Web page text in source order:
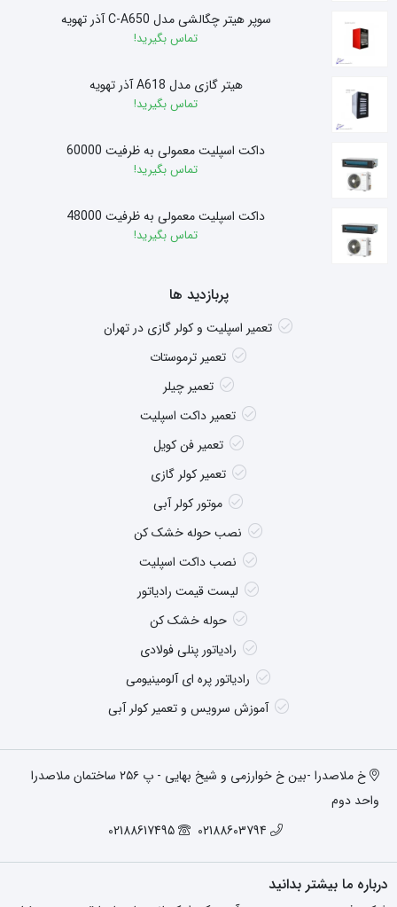
سوپر هیتر چگالشی مدل C-A650 آذر تهویه
تماس بگیرید!
هیتر گازی مدل A618 آذر تهویه
تماس بگیرید!
داکت اسپلیت معمولی به ظرفیت 60000
تماس بگیرید!
داکت اسپلیت معمولی به ظرفیت 48000
تماس بگیرید!
پربازدید ها
تعمیر اسپلیت و کولر گازی در تهران
تعمیر ترموستات
تعمیر چیلر
تعمیر داکت اسپلیت
تعمیر فن کویل
تعمیر کولر گازی
موتور کولر آبی
نصب حوله خشک کن
نصب داکت اسپلیت
لیست قیمت رادیاتور
حوله خشک کن
رادیاتور پنلی فولادی
رادیاتور پره ای آلومینیومی
آموزش سرویس و تعمیر کولر آبی
خ ملاصدرا -بین خ خوارزمی و شیخ بهایی - پ ۲۵۶ ساختمان ملاصدرا
واحد دوم
02188603794
02188617495
درباره ما بیشتر بدانید